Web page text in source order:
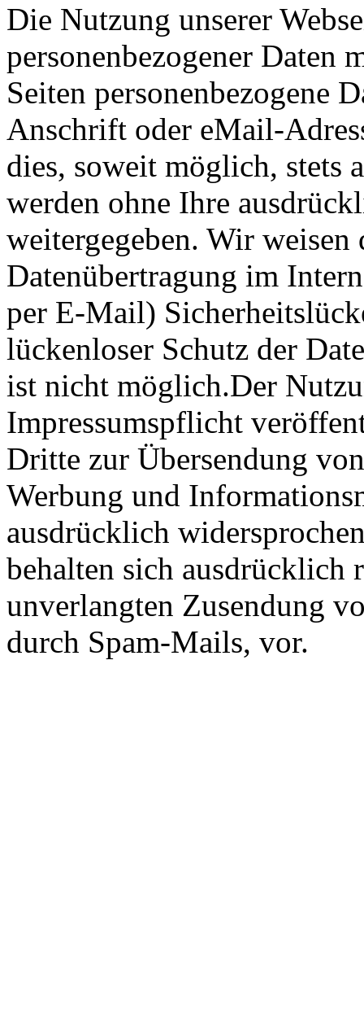
Die Nutzung unserer
personenbezogener Daten
Seiten personenbezogene
Anschrift oder eMail-
dies, soweit möglich, stets
werden ohne Ihre
weitergegeben. Wir weisen
Datenübertragung im
per E-Mail)
lückenloser Schutz der
ist nicht möglich.Der
Impressumspflicht
Dritte zur Übersendung
Werbung und
ausdrücklich
behalten sich ausdrücklich
unverlangten Zusendung
durch Spam-Mails, vor.